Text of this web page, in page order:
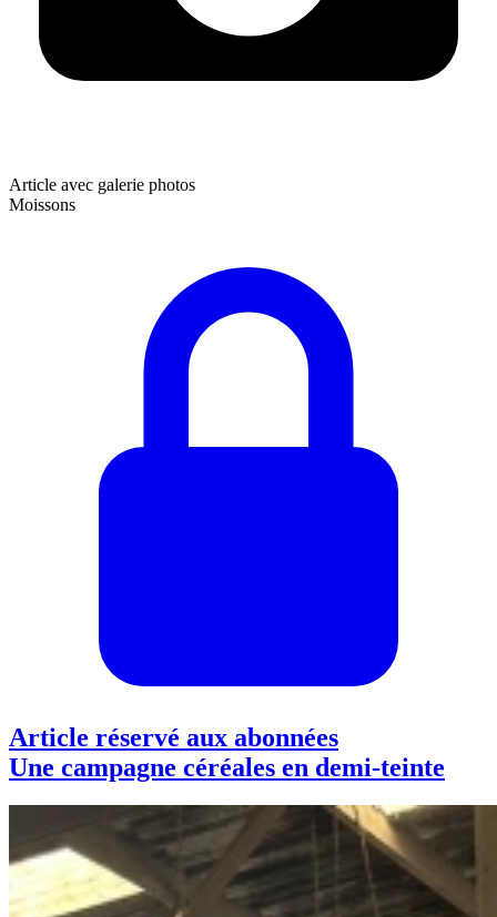
Article avec galerie photos
Moissons
Article réservé aux abonnées
Une campagne céréales en demi-teinte